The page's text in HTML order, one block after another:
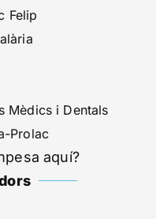
Felip
Mèdics i Dentals
Prolac
aquí?